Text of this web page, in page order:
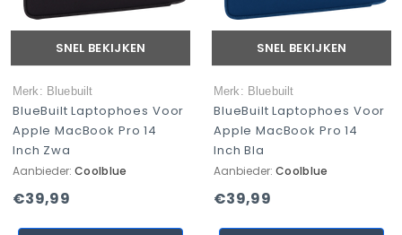
SNEL BEKIJKEN
Merk: Bluebuilt
BlueBuilt Laptophoes Voor
Apple MacBook Pro 14
Inch Zwa
Aanbieder: Coolblue
€39,99
SNEL BEKIJKEN
Merk: Bluebuilt
BlueBuilt Laptophoes Voor
Apple MacBook Pro 14
Inch Bla
Aanbieder: Coolblue
€39,99